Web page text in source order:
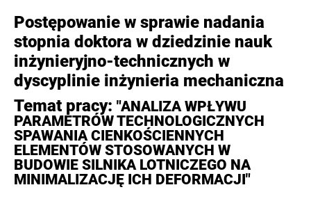
Postępowanie w sprawie nadania
stopnia doktora w dziedzinie nauk
inżynieryjno-technicznych w
dyscyplinie inżynieria mechaniczna
Temat pracy: "ANALIZA WPŁYWU
PARAMETRÓW TECHNOLOGICZNYCH
SPAWANIA CIENKOŚCIENNYCH
ELEMENTÓW STOSOWANYCH W
BUDOWIE SILNIKA LOTNICZEGO NA
MINIMALIZACJĘ ICH DEFORMACJI"